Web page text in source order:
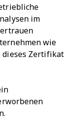
im
wie
dieses Zertifikat